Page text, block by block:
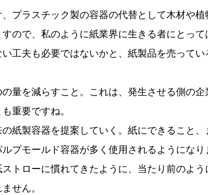
プラスチック製の容器の代替として木材や
ので、私のように紙業界に生きる者にとって
工夫も必要ではないかと、紙製品を売って
量を減らすこと。これは、発生させる側の
重要ですね。
紙製容器を提案していく。紙にできること、
プモールド容器が多く使用されるようにな
トローに慣れてきたように、当たり前のよ
せん。